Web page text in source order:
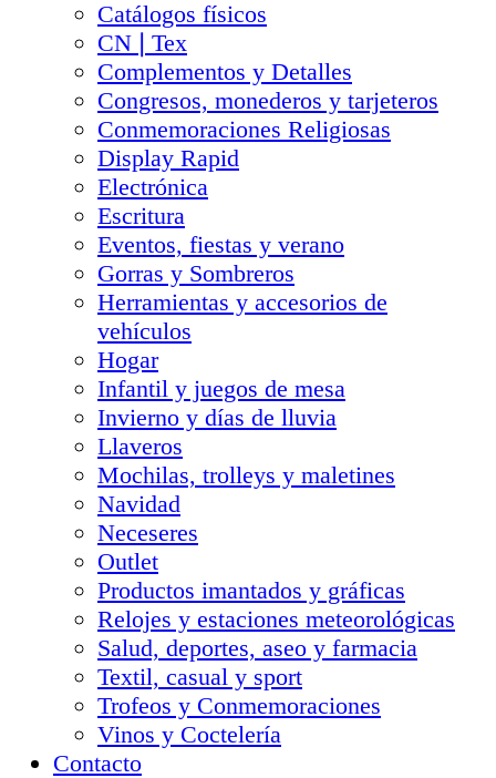
Catálogos físicos
CN❘Tex
Complementos y Detalles
Congresos, monederos y tarjeteros
Conmemoraciones Religiosas
Display Rapid
Electrónica
Escritura
Eventos, fiestas y verano
Gorras y Sombreros
Herramientas y accesorios de
vehículos
Hogar
Infantil y juegos de mesa
Invierno y días de lluvia
Llaveros
Mochilas, trolleys y maletines
Navidad
Neceseres
Outlet
Productos imantados y gráficas
Relojes y estaciones meteorológicas
Salud, deportes, aseo y farmacia
Textil, casual y sport
Trofeos y Conmemoraciones
Vinos y Coctelería
Contacto